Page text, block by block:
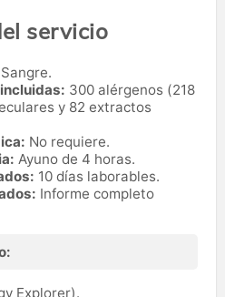
servicio
Sangre.
300 alérgenos (218
y 82 extractos
No requiere.
Ayuno de 4 horas.
10 días laborables.
Informe completo
Explorer).